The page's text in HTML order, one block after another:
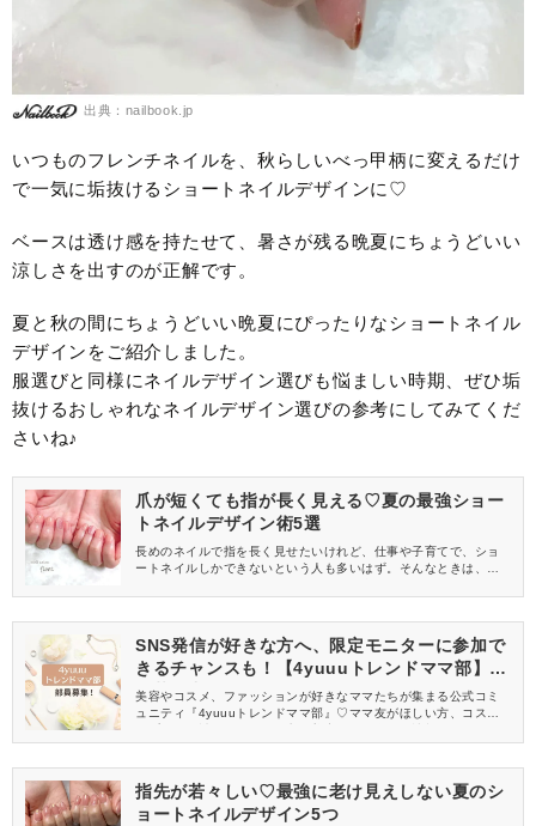
出典：nailbook.jp
いつものフレンチネイルを、秋らしいべっ甲柄に変えるだけ
で一気に垢抜けるショートネイルデザインに♡
ベースは透け感を持たせて、暑さが残る晩夏にちょうどいい
涼しさを出すのが正解です。
夏と秋の間にちょうどいい晩夏にぴったりなショートネイル
デザインをご紹介しました。
服選びと同様にネイルデザイン選びも悩ましい時期、ぜひ垢
抜けるおしゃれなネイルデザイン選びの参考にしてみてくだ
さいね♪
爪が短くても指が長く見える♡夏の最強ショー
トネイルデザイン術5選
長めのネイルで指を長く見せたいけれど、仕事や子育てで、ショ
ートネイルしかできないという人も多いはず。そんなときは、指
すすめしたいショートネイルデザインをご紹介します。
SNS発信が好きな方へ、限定モニターに参加で
きるチャンスも！【4yuuuトレンドママ部】部
員募集中
美容やコスメ、ファッションが好きなママたちが集まる公式コミ
ュニティ『4yuuuトレンドママ部』♡ママ友がほしい方、コスメサ
信してくれる方を募集しています！
指先が若々しい♡最強に老け見えしない夏のシ
ョートネイルデザイン5つ